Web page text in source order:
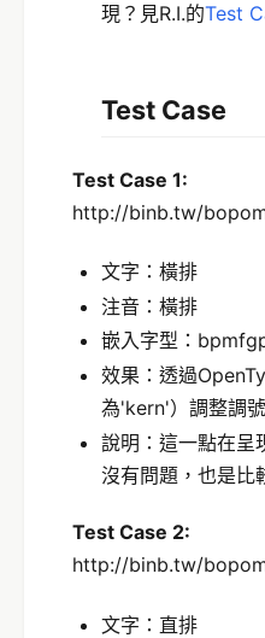
現？見R.I.的Test
Test Case
Test Case 1:
http://binb.tw/
文字：橫排
注音：橫排
嵌入字型：
效果：透過
為'kern'）調整調
說明：這一點在呈
沒有問題，也是比
Test Case 2:
http://binb.tw/
文字：直排